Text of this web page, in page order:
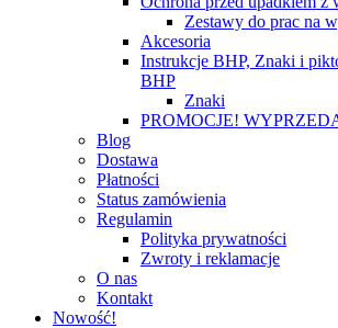
Zestawy do prac na
Akcesoria
Instrukcje BHP, Znaki i
BHP
Znaki
PROMOCJE!
Blog
Dostawa
Płatności
Status zamówienia
Regulamin
Polityka prywatności
Zwroty i reklamacje
O nas
Kontakt
Nowość!